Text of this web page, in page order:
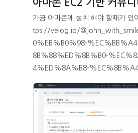
아마존 EC2 기반 커뮤
가끔 아마존에 설치 해야 할때가 있
tps://velog.io/
0%EB%B0%98-
8B%88%ED%8B%B0-
4%ED%8A%B8-